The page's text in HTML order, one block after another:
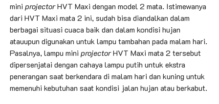
mini projectorHVT Maxi dengan model 2 mata. Istimewanya
dari HVT Maxi mata 2 ini, sudah bisa diandalkan dalam
berbagai situasi cuaca baik dan dalam kondisi hujan
atauupun digunakan untuk lampu tambahan pada malam hari.
Pasalnya, lampu mini projectorHVT Maxi mata 2 tersebut
dipersenjatai dengan cahaya lampu putih untuk ekstra
penerangan saat berkendara di malam hari dan kuning untuk
memenuhi kebutuhan saat kondisi jalan hujan atau berkabut.